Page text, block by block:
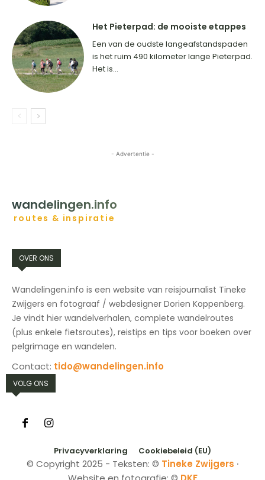
Het Pieterpad: de mooiste etappes
Een van de oudste langeafstandspaden
is het ruim 490 kilometer lange Pieterpad.
Het is...
- Advertentie -
wandelingen.info
routes & inspiratie
OVER ONS
Wandelingen.info is een website van reisjournalist Tineke
Zwijgers en fotograaf / webdesigner Dorien Koppenberg.
Je vindt hier wandelverhalen, complete wandelroutes
(plus enkele fietsroutes), reistips en tips voor boeken over
pelgrimage en wandelen.
Contact: tido@wandelingen.info
VOLG ONS
Privacyverklaring Cookiebeleid (EU)
© Copyright 2025 - Teksten: © Tineke Zwijgers ∙